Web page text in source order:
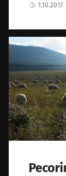
1.10.2017